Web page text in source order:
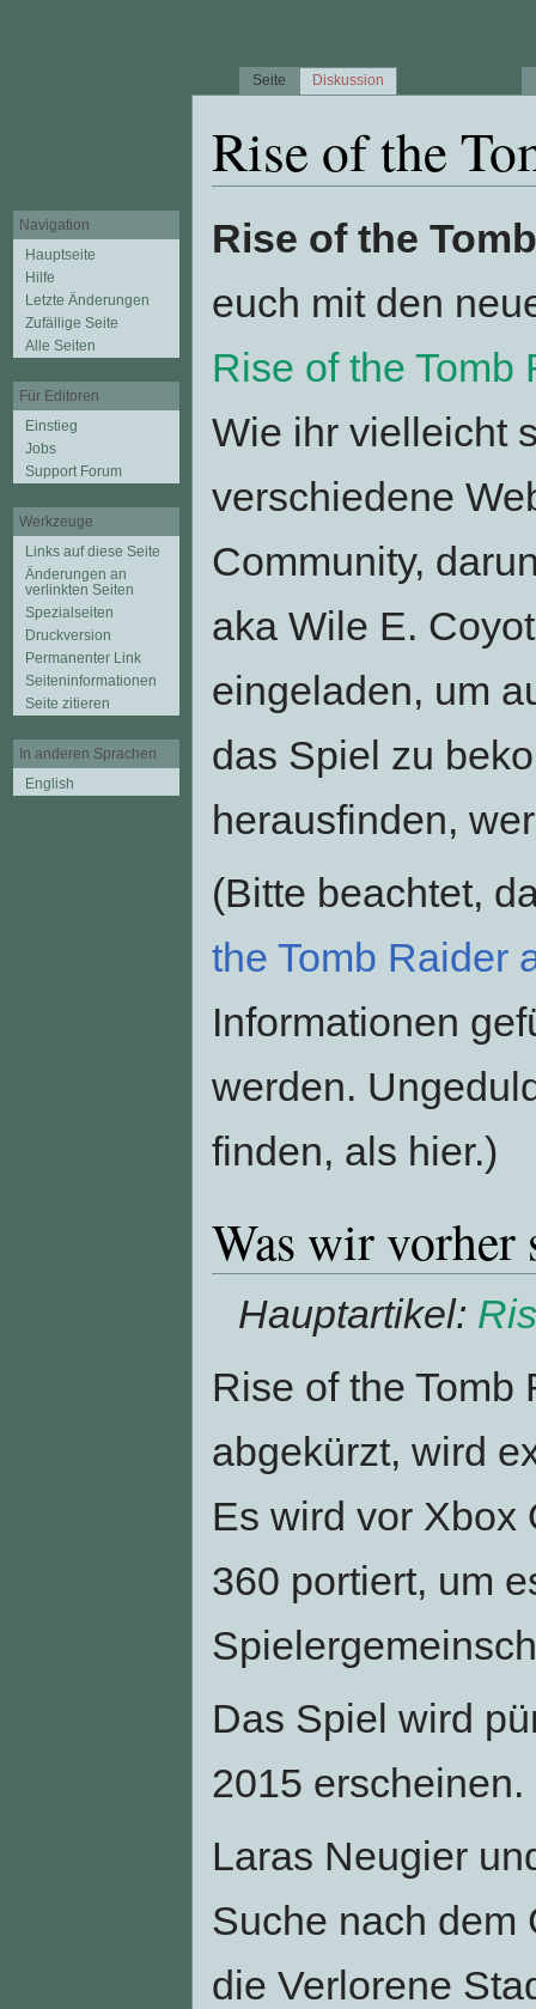
Rise of the
Rise of the
euch mit den
Rise of the Tomb
Wie ihr vielleicht
verschiedene
Community,
aka Wile E.
eingeladen, um
das Spiel zu
herausfinden,
(Bitte beachtet,
the Tomb Raider
Informationen
werden.
finden, als hier.)
Was wir vorher
Hauptartikel:
Rise of the Tomb
abgekürzt, wird
Es wird vor Xbox
360 portiert, um
Das Spiel wird
2015 erscheinen.
Laras Neugier
Suche nach dem
die Verlorene
Seite Diskussion
Navigation
Hauptseite
Hilfe
Letzte Änderungen
Zufällige Seite
Alle Seiten
Für Editoren
Einstieg
Jobs
Support Forum
Werkzeuge
Links auf diese Seite
Änderungen an
verlinkten Seiten
Spezialseiten
Druckversion
Permanenter Link
Seiten­informationen
Seite zitieren
In anderen Sprachen
English